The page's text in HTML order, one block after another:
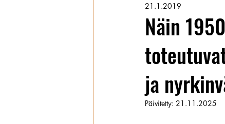
Supermallimainen pimu
Kansallisarkisto Aina
Näin
ja
21.1.2019
Päivitetty: 21.11.2025